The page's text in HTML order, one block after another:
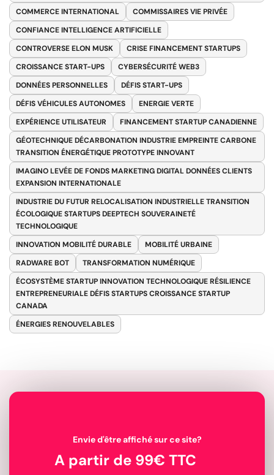
COMMERCE INTERNATIONAL
COMMISSAIRES VIE PRIVÉE
CONFIANCE INTELLIGENCE ARTIFICIELLE
CONTROVERSE ELON MUSK
CRISE FINANCEMENT STARTUPS
CROISSANCE START-UPS
CYBERSÉCURITÉ WEB3
DONNÉES PERSONNELLES
DÉFIS START-UPS
DÉFIS VÉHICULES AUTONOMES
ENERGIE VERTE
EXPÉRIENCE UTILISATEUR
FINANCEMENT STARTUP CANADIENNE
GÉOTECHNIQUE DÉCARBONATION INDUSTRIE EMPREINTE CARBONE
TRANSITION ÉNERGÉTIQUE PROTOTYPE INNOVANT
IMAGINO LEVÉE DE FONDS MARKETING DIGITAL DONNÉES CLIENTS
EXPANSION INTERNATIONALE
INDUSTRIE DU FUTUR RELOCALISATION INDUSTRIELLE TRANSITION
ÉCOLOGIQUE STARTUPS DEEPTECH SOUVERAINETÉ
TECHNOLOGIQUE
INNOVATION MOBILITÉ DURABLE
MOBILITÉ URBAINE
RADWARE BOT
TRANSFORMATION NUMÉRIQUE
ÉCOSYSTÈME STARTUP INNOVATION TECHNOLOGIQUE RÉSILIENCE
ENTREPRENEURIALE DÉFIS STARTUPS CROISSANCE STARTUP
CANADA
ÉNERGIES RENOUVELABLES
Envie d'être affiché sur ce site?
A partir de 99€ TTC